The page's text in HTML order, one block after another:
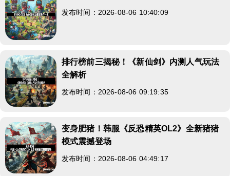
发布时间：2026-08-06 10:40:09
排行榜前三揭秘！《新仙剑》内测人气玩法
全解析
发布时间：2026-08-06 09:19:35
变身肥猪！韩服《反恐精英OL2》全新猪猪
模式震撼登场
发布时间：2026-08-06 04:49:17